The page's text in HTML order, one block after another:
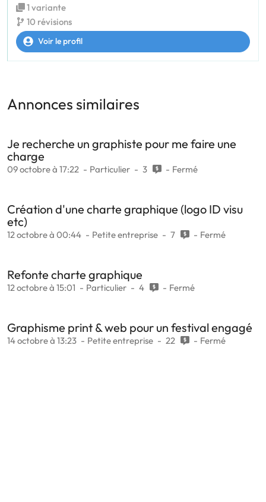
1 variante
10 révisions
Voir le profil
Annonces similaires
Je recherche un graphiste pour me faire une
charge
09 octobre à 17:22 Particulier 3 Fermé
Création d'une charte graphique (logo ID visu
etc)
12 octobre à 00:44 Petite entreprise 7 Fermé
Refonte charte graphique
12 octobre à 15:01 Particulier 4 Fermé
Graphisme print & web pour un festival engagé
14 octobre à 13:23 Petite entreprise 22 Fermé